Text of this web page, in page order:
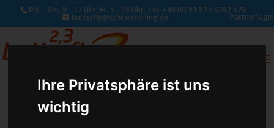
Ihre Privatsphäre ist uns
wichtig
Mo. - Do. 9 - 17 Uhr, Fr. 9 - 15 Uhr, Tel. +49 (0) 91 97 / 6282 579
butterfly@schmetterling.de Partnerlogin